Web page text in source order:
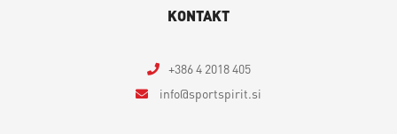
KONTAKT
+386 4 2018 405
info
sportspirit.si